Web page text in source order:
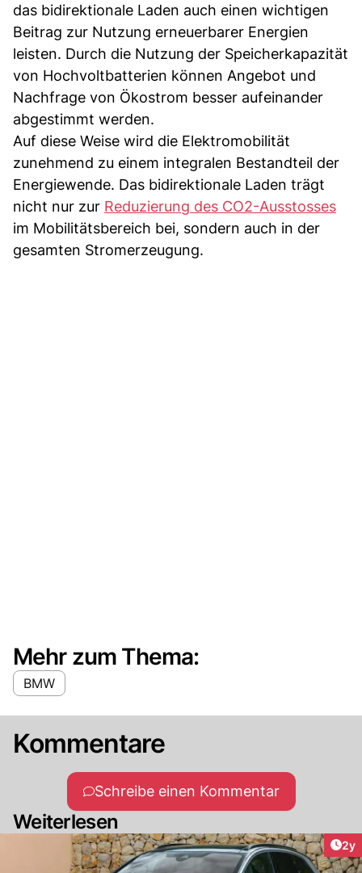
das bidirektionale Laden auch einen wichtigen
Beitrag zur Nutzung erneuerbarer Energien
leisten. Durch die Nutzung der Speicherkapazität
von Hochvoltbatterien können Angebot und
Nachfrage von Ökostrom besser aufeinander
abgestimmt werden.
Auf diese Weise wird die Elektromobilität
zunehmend zu einem integralen Bestandteil der
Energiewende. Das bidirektionale Laden trägt
nicht nur zur Reduzierung des CO2-Ausstosses
im Mobilitätsbereich bei, sondern auch in der
gesamten Stromerzeugung.
Mehr zum Thema:
BMW
Kommentare
Schreibe einen Kommentar
Weiterlesen
2y